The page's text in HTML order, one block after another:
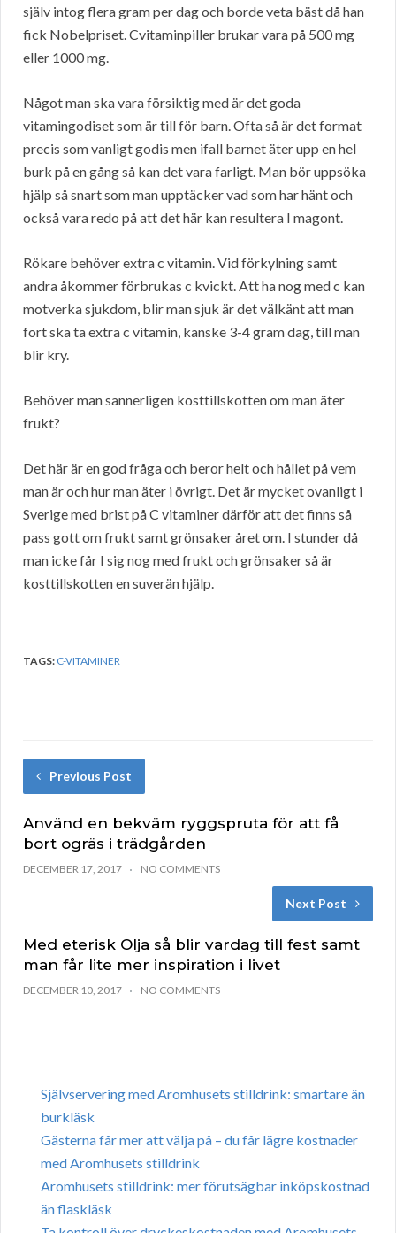
själv intog flera gram per dag och borde veta bäst då han
fick Nobelpriset. Cvitaminpiller brukar vara på 500 mg
eller 1000 mg.
Något man ska vara försiktig med är det goda
vitamingodiset som är till för barn. Ofta så är det format
precis som vanligt godis men ifall barnet äter upp en hel
burk på en gång så kan det vara farligt. Man bör uppsöka
hjälp så snart som man upptäcker vad som har hänt och
också vara redo på att det här kan resultera I magont.
Rökare behöver extra c vitamin. Vid förkylning samt
andra åkommer förbrukas c kvickt. Att ha nog med c kan
motverka sjukdom, blir man sjuk är det välkänt att man
fort ska ta extra c vitamin, kanske 3-4 gram dag, till man
blir kry.
Behöver man sannerligen kosttillskotten om man äter
frukt?
Det här är en god fråga och beror helt och hållet på vem
man är och hur man äter i övrigt. Det är mycket ovanligt i
Sverige med brist på C vitaminer därför att det finns så
pass gott om frukt samt grönsaker året om. I stunder då
man icke får I sig nog med frukt och grönsaker så är
kosttillskotten en suverän hjälp.
TAGS: C-VITAMINER
Previous Post
Använd en bekväm ryggspruta för att få
bort ogräs i trädgården
DECEMBER 17, 2017 NO COMMENTS
Next Post
Med eterisk Olja så blir vardag till fest samt
man får lite mer inspiration i livet
DECEMBER 10, 2017 NO COMMENTS
Självservering med Aromhusets stilldrink: smartare än
burkläsk
Gästerna får mer att välja på – du får lägre kostnader
med Aromhusets stilldrink
Aromhusets stilldrink: mer förutsägbar inköpskostnad
än flaskläsk